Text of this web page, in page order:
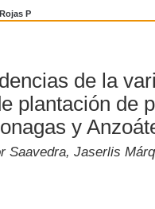
Rojas P
de la
plantación de
y
Saavedra, Jaserlis